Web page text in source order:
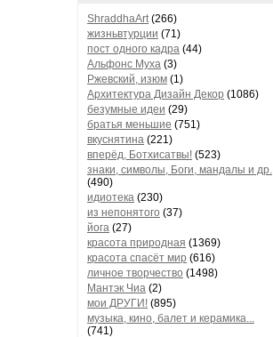
ShraddhaArt(266)
жизньвтурции (71)
пост одного кадра (44)
Альфонс Муха (3)
Ржевский, изюм (1)
Архитектура Дизайн Декор (1086)
безумные идеи (29)
братья меньшие (751)
вкуснятина (221)
вперёд, Ботхисатвы! (523)
знаки, символы, Боги, мандалы и др.
(490)
идиотека (230)
из непонятого (37)
йога (27)
красота природная (1369)
красота спасёт мир (616)
личное творчество (1498)
Мантэк Чиа (2)
мои ДРУГИ! (895)
музыка, кино, балет и керамика...
(741)